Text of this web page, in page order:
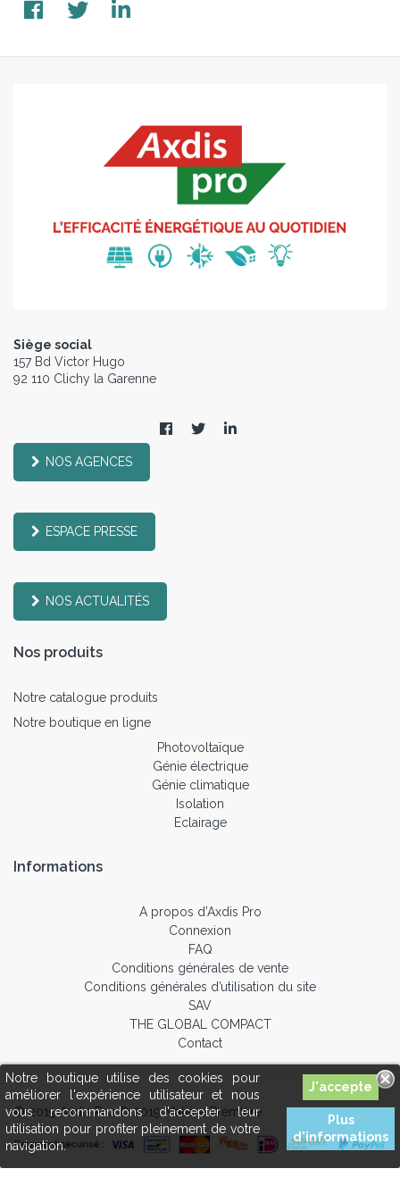
Notre boutique utilise des cookies pour
améliorer l'expérience utilisateur et nous
vous recommandons d'accepter leur
utilisation pour profiter pleinement de votre
navigation.
Plus
d'informations
Siège social
157 Bd Victor Hugo
92 110 Clichy la Garenne
NOS AGENCES
ESPACE PRESSE
NOS ACTUALITÉS
Nos produits
Notre catalogue produits
Notre boutique en ligne
Photovoltaïque
Génie électrique
Génie climatique
Isolation
Eclairage
Informations
A propos d’Axdis Pro
Connexion
FAQ
Conditions générales de vente
Conditions générales d’utilisation du site
SAV
THE GLOBAL COMPACT
Contact
© 2019 Axdis Pro © 2019 Matière Première